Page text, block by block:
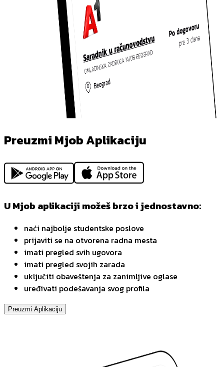
Preuzmi Mjob Aplikaciju
U Mjob aplikaciji možeš brzo i jednostavno:
naći najbolje studentske poslove
prijaviti se na otvorena radna mesta
imati pregled svih ugovora
imati pregled svojih zarada
uključiti obaveštenja za zanimljive oglase
uređivati podešavanja svog profila
Preuzmi Aplikaciju